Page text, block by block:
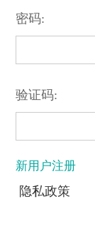
密码:
验证码:
新用户注册
隐私政策